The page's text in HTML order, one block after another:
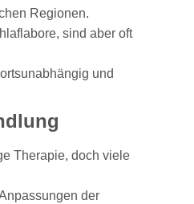
Regionen.
sind aber oft
und
Therapie, doch viele
der